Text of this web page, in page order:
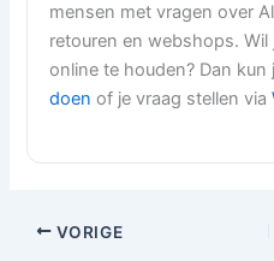
mensen met vragen over
retouren en webshops. Wil
online te houden? Dan
doen of je vraag stellen via
VORIGE